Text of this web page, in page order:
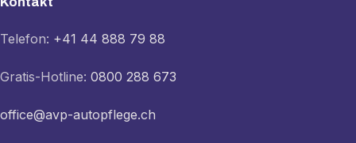
Telefon: +41 44 888 79 88
Gratis-Hotline: 0800 288 673
office@avp-autopflege.ch